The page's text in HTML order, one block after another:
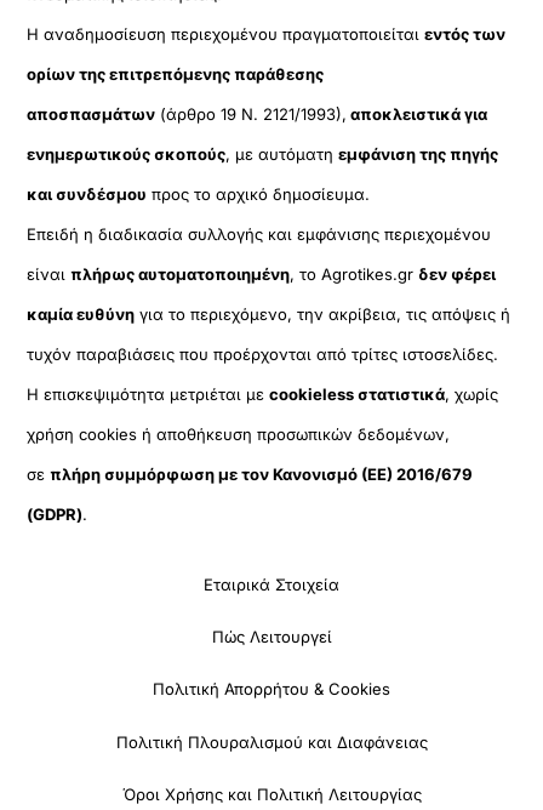
Η αναδημοσίευση περιεχομένου πραγματοποιείταιεντός των
ορίων της επιτρεπόμενης παράθεσης
αποσπασμάτων (άρθρο 19 Ν. 2121/1993), αποκλειστικά για
ενημερωτικούς σκοπούς, με αυτόματηεμφάνιση της πηγής
και συνδέσμου προς το αρχικό δημοσίευμα.
Επειδή η διαδικασία συλλογής και εμφάνισης περιεχομένου
είναιπλήρως αυτοματοποιημένη, το Agrotikes.gr δεν φέρει
καμία ευθύνη για το περιεχόμενο, την ακρίβεια, τις απόψεις ή
τυχόν παραβιάσεις που προέρχονται από τρίτες ιστοσελίδες.
Η επισκεψιμότητα μετριέται μεcookieless στατιστικά, χωρίς
χρήση cookies ή αποθήκευση προσωπικών δεδομένων,
σεπλήρη συμμόρφωση με τον Κανονισμό (ΕΕ) 2016/679
(GDPR).
Εταιρικά Στοιχεία
Πώς Λειτουργεί
Πολιτική Απορρήτου & Cookies
Πολιτική Πλουραλισμού και Διαφάνειας
Όροι Χρήσης και Πολιτική Λειτουργίας